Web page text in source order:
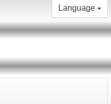
Language